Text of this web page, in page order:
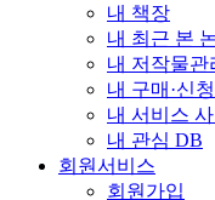
내 책장
내 최근 본
내 저작물관
내 구매·신
내 서비스
내 관심 DB
회원서비스
회원가입